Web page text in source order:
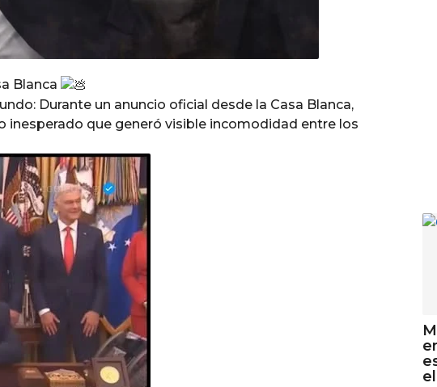
Blanca
Durante un anuncio oficial desde la Casa Blanca,
que generó visible incomodidad entre los